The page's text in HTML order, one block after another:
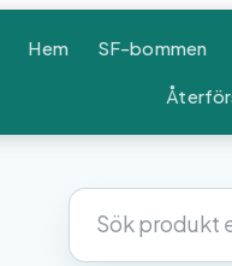
Hem SF-bommen
Sök
produkter